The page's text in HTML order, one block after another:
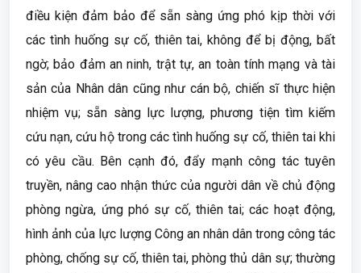
điều kiện đảm bảo để sẵn sàng ứng phó kịp thời với
các tình huống sự cố, thiên tai, không để bị động, bất
ngờ; bảo đảm an ninh, trật tự, an toàn tính mạng và tài
sản của Nhân dân cũng như cán bộ, chiến sĩ thực hiện
nhiệm vụ; sẵn sàng lực lượng, phương tiện tìm kiếm
cứu nạn, cứu hộ trong các tình huống sự cố, thiên tai khi
có yêu cầu. Bên cạnh đó, đẩy mạnh công tác tuyên
truyền, nâng cao nhận thức của người dân về chủ động
phòng ngừa, ứng phó sự cố, thiên tai; các hoạt động,
hình ảnh của lực lượng Công an nhân dân trong công tác
phòng, chống sự cố, thiên tai, phòng thủ dân sự; thường